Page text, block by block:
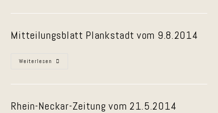
Mitteilungsblatt Plankstadt vom 9.8.2014
Weiterlesen Ortsmittefest
Rhein-Neckar-Zeitung vom 21.5.2014